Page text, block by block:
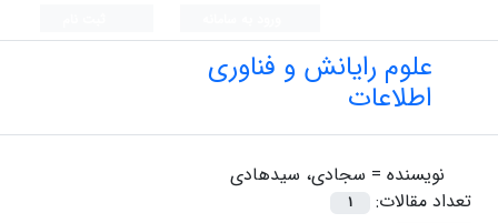
علوم رایانش و فناوری
اطلاعات
نویسنده = سجادی، سیدهادی
تعداد مقالات:
1